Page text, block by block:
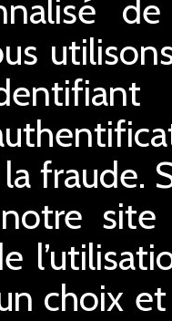
fraude.
site
choix